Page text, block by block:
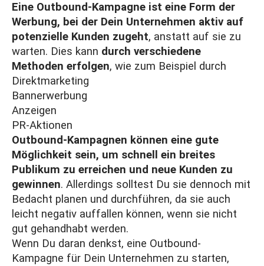
Eine Outbound-Kampagne ist eine Form der
Werbung, bei der Dein Unternehmen aktiv auf
potenzielle Kunden zugeht, anstatt auf sie zu
warten. Dies kann durch verschiedene
Methoden erfolgen, wie zum Beispiel durch
Direktmarketing
Bannerwerbung
Anzeigen
PR-Aktionen
Outbound-Kampagnen können eine gute
Möglichkeit sein, um schnell ein breites
Publikum zu erreichen und neue Kunden zu
gewinnen. Allerdings solltest Du sie dennoch mit
Bedacht planen und durchführen, da sie auch
leicht negativ auffallen können, wenn sie nicht
gut gehandhabt werden.
Wenn Du daran denkst, eine Outbound-
Kampagne für Dein Unternehmen zu starten,